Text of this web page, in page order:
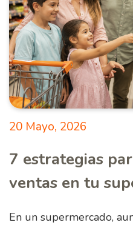
20 Mayo, 2026
7 estrategias
ventas en tu
En un supermercado,